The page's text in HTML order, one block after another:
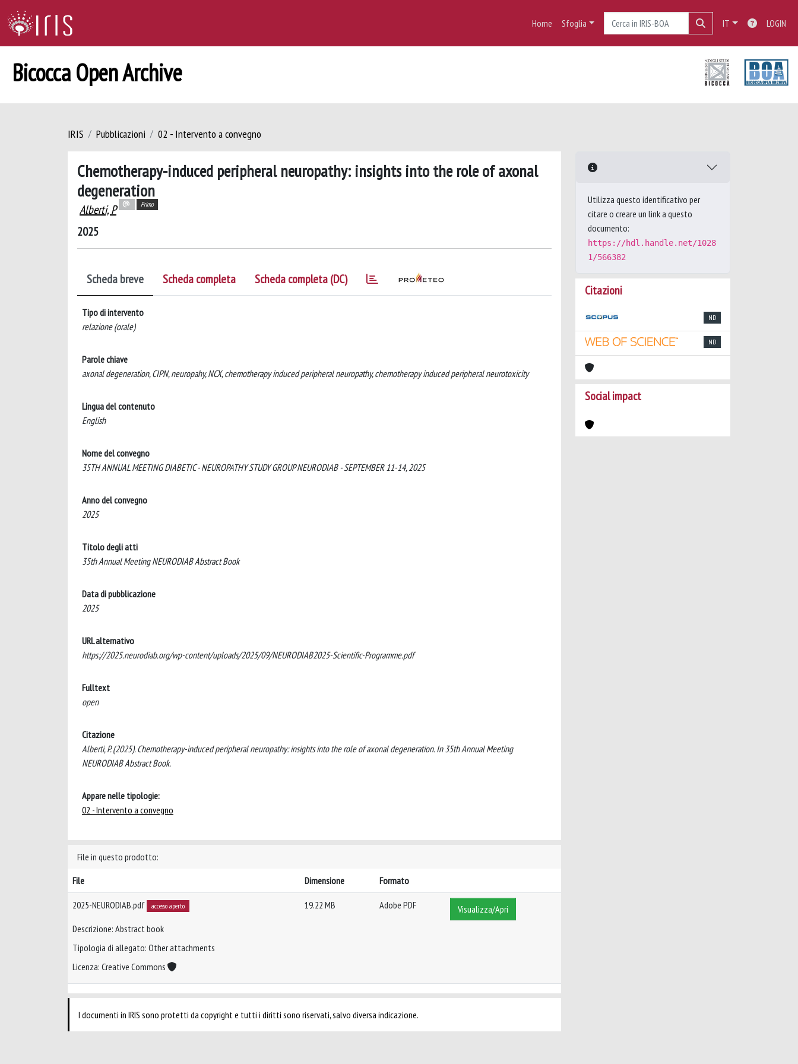
Home Sfoglia IT LOGIN
Bicocca Open Archive
IRIS Pubblicazioni 02 - Intervento a convegno
Chemotherapy-induced peripheral neuropathy: insights into the role of axonal
degeneration
Alberti, P Primo
2025
Scheda breve Scheda completa Scheda completa (DC)
Tipo di intervento
relazione (orale)
Parole chiave
axonal degeneration, CIPN, neuropahy, NCX, chemotherapy induced peripheral neuropathy, chemotherapy induced peripheral neurotoxicity
Lingua del contenuto
English
Nome del convegno
35TH ANNUAL MEETING DIABETIC - NEUROPATHY STUDY GROUP NEURODIAB - SEPTEMBER 11-14, 2025
Anno del convegno
2025
Titolo degli atti
35th Annual Meeting NEURODIAB Abstract Book
Data di pubblicazione
2025
URL alternativo
https://2025.neurodiab.org/wp-content/uploads/2025/09/NEURODIAB2025-Scientific-Programme.pdf
Fulltext
open
Citazione
Alberti, P. (2025). Chemotherapy-induced peripheral neuropathy: insights into the role of axonal degeneration. In 35th Annual Meeting
NEURODIAB Abstract Book.
Appare nelle tipologie:
02 - Intervento a convegno
File in questo prodotto:
File
Dimensione Formato
2025-NEURODIAB.pdf accesso aperto
Descrizione: Abstract book
Tipologia di allegato: Other attachments
Licenza: Creative Commons
19.22 MB Adobe PDF Visualizza/Apri
I documenti in IRIS sono protetti da copyright e tutti i diritti sono riservati, salvo diversa indicazione.
Utilizza questo identificativo per
citare o creare un link a questo
documento:
https://hdl.handle.net/1028
1/566382
Citazioni
ND
ND
Social impact